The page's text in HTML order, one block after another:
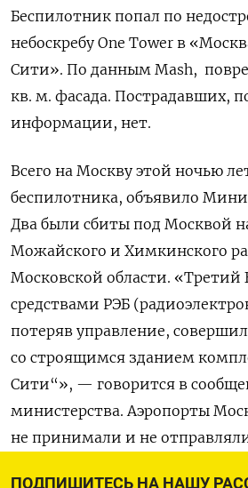
ПОДПИШИТЕСЬ НА НАШУ
Беспилотник попал по
небоскребу One Tower в
Сити». По данным Mash,
кв. м. фасада. Пострадавших,
информации, нет.
Всего на Москву этой ночью
беспилотника, объявило
Два были сбиты под Москвой
Можайского и Химкинского
Московской области. «Третий
средствами РЭБ
потеряв управление,
со строящимся зданием
Сити“», — говорится в
министерства. Аэропорты
не принимали и не